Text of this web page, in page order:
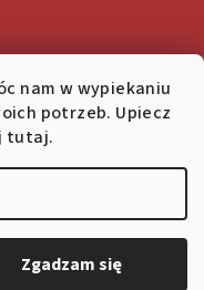
nam w wypiekaniu
potrzeb. Upiecz
tutaj.
Zgadzam się
cookie